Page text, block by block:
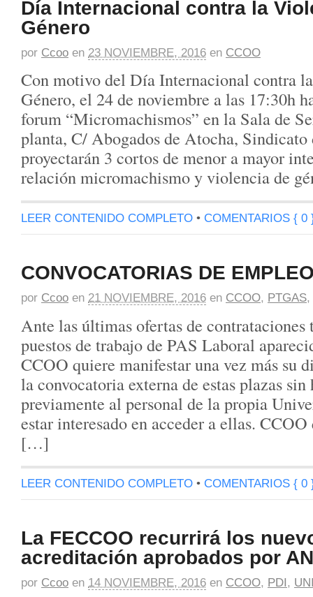
Día Internacional contra la
Género
por Ccoo en 23 NOVIEMBRE, 2016 en CCOO
Con motivo del Día Internacional contra
Género, el 24 de noviembre a las 17:30h
forum “Micromachismos” en la Sala de
planta, C/ Abogados de Atocha, Sindicato
proyectarán 3 cortos de menor a mayor
relación micromachismo y violencia de
LEER CONTENIDO COMPLETO • COMENTARIOS { 0
CONVOCATORIAS DE
por Ccoo en 21 NOVIEMBRE, 2016 en CCOO, PTGAS,
Ante las últimas ofertas de contrataciones
puestos de trabajo de PAS Laboral
CCOO quiere manifestar una vez más su
la convocatoria externa de estas plazas
previamente al personal de la propia
estar interesado en acceder a ellas.
[…]
LEER CONTENIDO COMPLETO • COMENTARIOS { 0
La FECCOO recurrirá los
acreditación aprobados por
por Ccoo en 14 NOVIEMBRE, 2016 en CCOO, PDI,